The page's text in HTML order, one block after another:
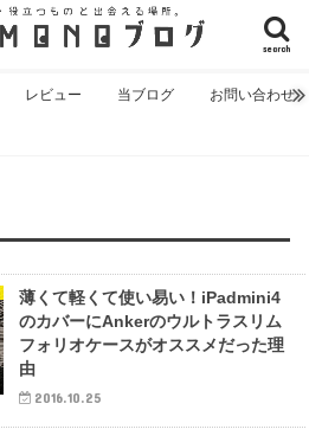
search
レビュー 当ブログ お問い合わせ
薄くて軽くて使い易い！iPadmini4
のカバーにAnkerのウルトラスリム
フォリオケースがオススメだった理
由
2016.10.25